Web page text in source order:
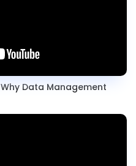
Data Management